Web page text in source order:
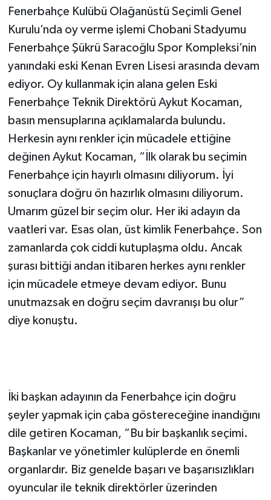
Fenerbahçe Kulübü Olağanüstü Seçimli Genel
Kurulu’nda oy verme işlemi Chobani Stadyumu
Fenerbahçe Şükrü Saracoğlu Spor Kompleksi’nin
yanındaki eski Kenan Evren Lisesi arasında devam
ediyor. Oy kullanmak için alana gelen Eski
Fenerbahçe Teknik Direktörü Aykut Kocaman,
basın mensuplarına açıklamalarda bulundu.
Herkesin aynı renkler için mücadele ettiğine
değinen Aykut Kocaman, “İlk olarak bu seçimin
Fenerbahçe için hayırlı olmasını diliyorum. İyi
sonuçlara doğru ön hazırlık olmasını diliyorum.
Umarım güzel bir seçim olur. Her iki adayın da
vaatleri var. Esas olan, üst kimlik Fenerbahçe. Son
zamanlarda çok ciddi kutuplaşma oldu. Ancak
şurası bittiği andan itibaren herkes aynı renkler
için mücadele etmeye devam ediyor. Bunu
unutmazsak en doğru seçim davranışı bu olur”
diye konuştu.
İki başkan adayının da Fenerbahçe için doğru
şeyler yapmak için çaba göstereceğine inandığını
dile getiren Kocaman, “Bu bir başkanlık seçimi.
Başkanlar ve yönetimler kulüplerde en önemli
organlardır. Biz genelde başarı ve başarısızlıkları
oyuncular ile teknik direktörler üzerinden